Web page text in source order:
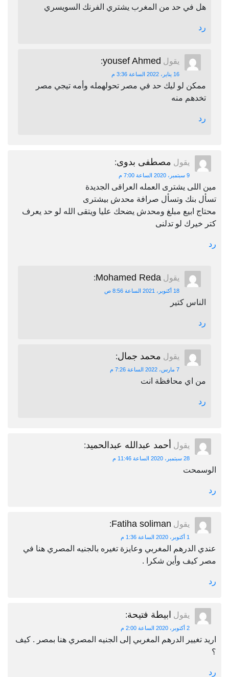
هل في حد من المغرب يشتري الفرنك السويسري
رد
يقول yousef Ahmed
:
16 يناير، 2022 الساعة 3:36 م
ممكن لو ليك حد في مصر تحولهمله وأمه تيجي مصر
تخدهم منه
رد
يقول مصطفى بدوى:
9 سبتمبر، 2020 الساعة 7:00 م
مين اللى يشترى العمله العراقى الجديدة
تسأل بنك وتسأل صرافة محدش بيشترى
محتاج ابيع مبلغ ومحدش يضحك عليا ويتقى الله لو حد يعرف
كتر خيرك لو تدلنى
رد
يقول Mohamed Reda
:
18 أكتوبر، 2021 الساعة 8:56 ص
الناس كتير
رد
يقول محمد جمال:
7 مارس، 2022 الساعة 7:26 م
من اي محافظة انت
رد
يقول أحمد عبدالله عبدالحميد:
28 سبتمبر، 2020 الساعة 11:46 م
الوسمحت
رد
يقول Fatiha soliman
:
1 أكتوبر، 2020 الساعة 1:36 م
عندي الدرهم المغربي وعايزة تغيره بالجنيه المصري هنا في
مصر كيف وأين شكرا .
رد
يقول ابيطة فتيحة:
2 أكتوبر، 2020 الساعة 2:00 م
اريد تغيير الدرهم المغربي إلى الجنيه المصري هنا بمصر . كيف
؟
رد